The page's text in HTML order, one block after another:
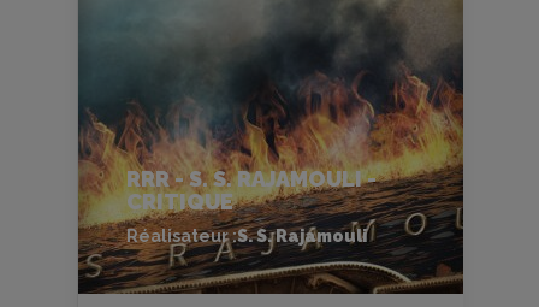
RRR - S. S. RAJAMOULI -
CRITIQUE
Réalisateur :S. S. Rajamouli